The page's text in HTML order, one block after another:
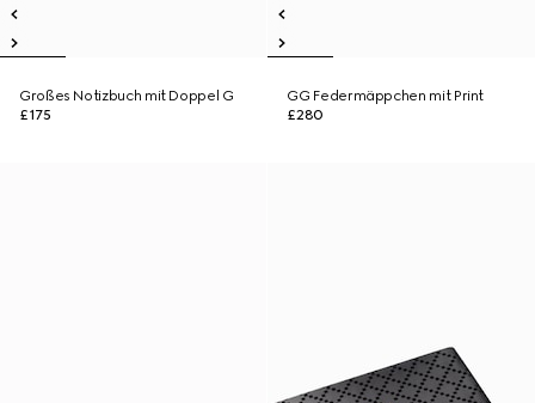
Großes Notizbuch mit Doppel G
£175
GG Federmäppchen mit Print
£280